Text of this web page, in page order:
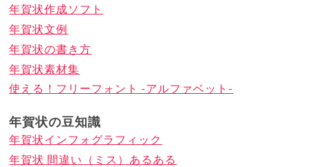
年賀状作成ソフト
年賀状文例
年賀状の書き方
年賀状素材集
使える！フリーフォント -アルファベット-
年賀状の豆知識
年賀状インフォグラフィック
年賀状 間違い（ミス）あるある